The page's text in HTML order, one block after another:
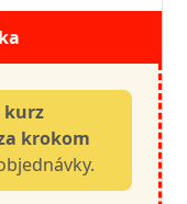
kurz
krokom